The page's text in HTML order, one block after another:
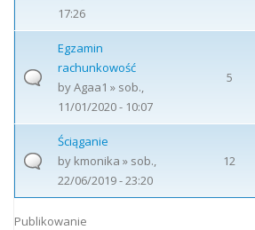
17:26
Egzamin
rachunkowość
byAgaa1 » sob.,
11/01/2020 - 10:07
5
Ściąganie
by kmonika » sob.,
22/06/2019 - 23:20
12
Publikowanie